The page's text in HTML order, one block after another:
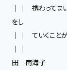
││ 携わってまい
をし
││ ていくことが
田 南海子